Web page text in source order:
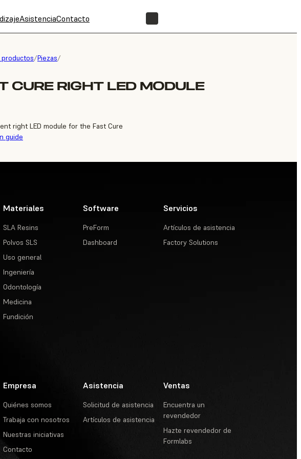
AsistenciaContacto
/Piezas/
CURE RIGHT LED MODULE
right LED module for the Fast Cure
guide
Materiales
SLA Resins
Polvos SLS
Uso general
Ingeniería
Odontología
Medicina
Fundición
Software
PreForm
Dashboard
Servicios
Artículos de asistencia
Factory Solutions
Empresa
Quiénes somos
Trabaja con nosotros
Nuestras iniciativas
Contacto
Asistencia
Solicitud de asistencia
Artículos de asistencia
Ventas
Encuentra un
revendedor
Hazte revendedor de
Formlabs